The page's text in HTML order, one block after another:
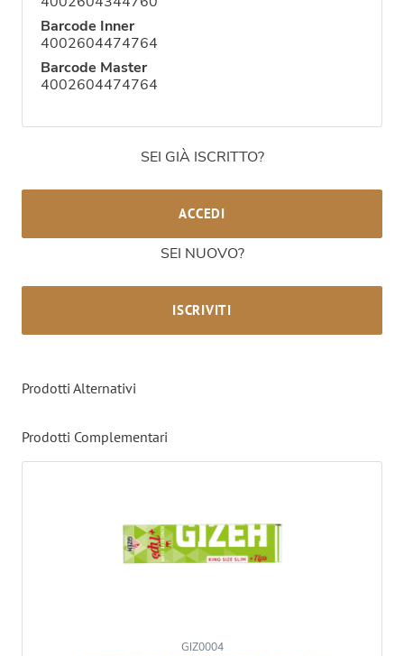
Barcode Inner
4002604474764
Barcode Master
4002604474764
SEI GIÀ ISCRITTO?
ACCEDI
SEI NUOVO?
ISCRIVITI
Prodotti Alternativi
Prodotti Complementari
GIZ0004